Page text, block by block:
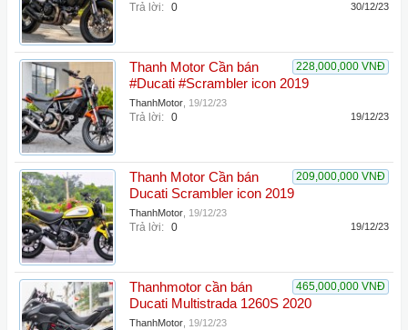
Trả lời: 0 30/12/23
228,000,000 VNĐ
Thanh Motor Cần bán
#Ducati #Scrambler icon 2019
ThanhMotor 19/12/23
Trả lời: 0 19/12/23
209,000,000 VNĐ
Thanh Motor Cần bán
Ducati Scrambler icon 2019
ThanhMotor 19/12/23
Trả lời: 0 19/12/23
465,000,000 VNĐ
Thanhmotor cần bán
Ducati Multistrada 1260S 2020
ThanhMotor 19/12/23